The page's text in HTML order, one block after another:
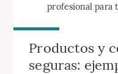
profesional para
Productos y
seguras: